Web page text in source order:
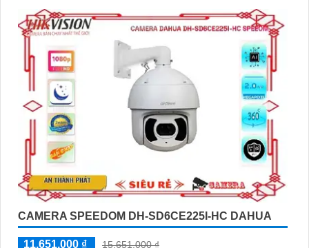
CAMERA SPEEDOM DH-SD6CE225I-HC DAHUA
11,651,000 ₫
15,651,000 ₫